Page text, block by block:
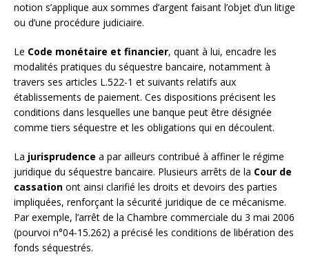
notion s’applique aux sommes d’argent faisant l’objet d’un litige
ou d’une procédure judiciaire.
Le Code monétaire et financier, quant à lui, encadre les
modalités pratiques du séquestre bancaire, notamment à
travers ses articles L.522-1 et suivants relatifs aux
établissements de paiement. Ces dispositions précisent les
conditions dans lesquelles une banque peut être désignée
comme tiers séquestre et les obligations qui en découlent.
La jurisprudence a par ailleurs contribué à affiner le régime
juridique du séquestre bancaire. Plusieurs arrêts de la Cour de
cassation ont ainsi clarifié les droits et devoirs des parties
impliquées, renforçant la sécurité juridique de ce mécanisme.
Par exemple, l’arrêt de la Chambre commerciale du 3 mai 2006
(pourvoi n°04-15.262) a précisé les conditions de libération des
fonds séquestrés.